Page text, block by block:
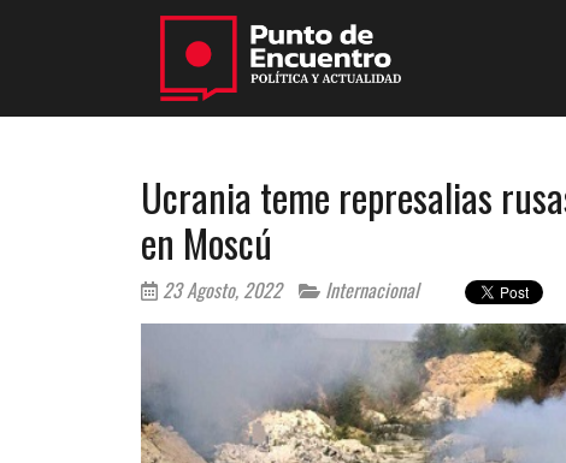
Ucrania teme represalias
en Moscú
23 Agosto, 2022 Internacional